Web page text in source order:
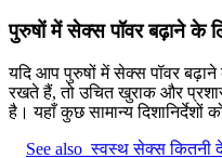
पुरुषों में सेक्स पॉवर बढ़ाने के
यदि आप पुरुषों में सेक्स पॉवर
रखते हैं, तो उचित खुराक और
है। यहाँ कुछ सामान्य दिशानिर्देशों
See also स्वस्थ सेक्स कितनी